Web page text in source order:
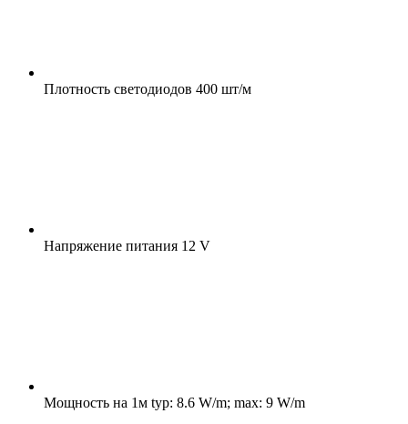
Плотность светодиодов 400 шт/м
Напряжение питания 12 V
Мощность на 1м typ: 8.6 W/m; max: 9 W/m